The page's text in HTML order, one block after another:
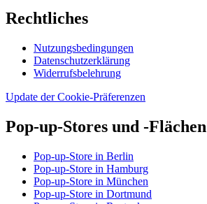
Rechtliches
Nutzungsbedingungen
Datenschutzerklärung
Widerrufsbelehrung
Update der Cookie-Präferenzen
Pop-up-Stores und -Flächen
Pop-up-Store in Berlin
Pop-up-Store in Hamburg
Pop-up-Store in München
Pop-up-Store in Dortmund